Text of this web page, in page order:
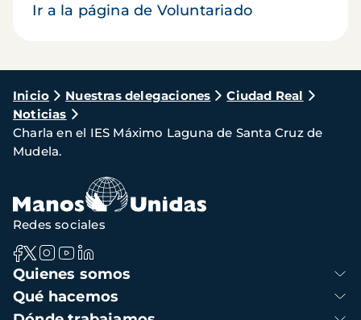
Ir a la página de Voluntariado
Ruta
de
navegación
Inicio Nuestras delegaciones
Ciudad Real
Noticias
Charla en el IES Máximo Laguna de Santa Cruz de
Mudela.
Navegación
principal
Quienes somos
Qué hacemos
Redes sociales